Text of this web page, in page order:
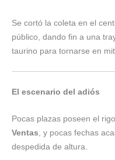
Se cortó la coleta en el
público, dando fin a una
taurino para tornarse en
El escenario del adiós
Pocas plazas poseen el
Ventas , y pocas fechas
despedida de altura.